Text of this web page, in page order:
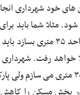
اگر بخواهد به جای واحد
رفت. شهرداری